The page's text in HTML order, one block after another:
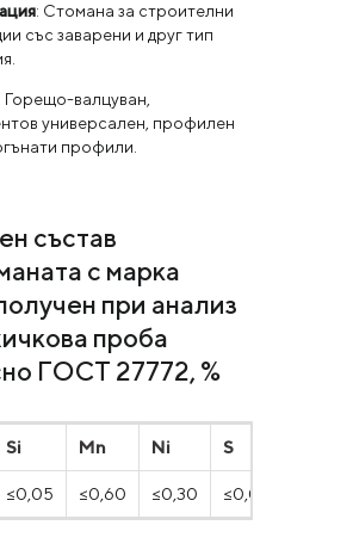
: Стомана за строителни
със заварени и друг тип
: Горещо-валцуван,
универсален, профилен
профили.
състав
с марка
при анализ
проба
ГОСТ 27772, %
Si Mn Ni S
≤0,05 ≤0,60 ≤0,30 ≤0,040